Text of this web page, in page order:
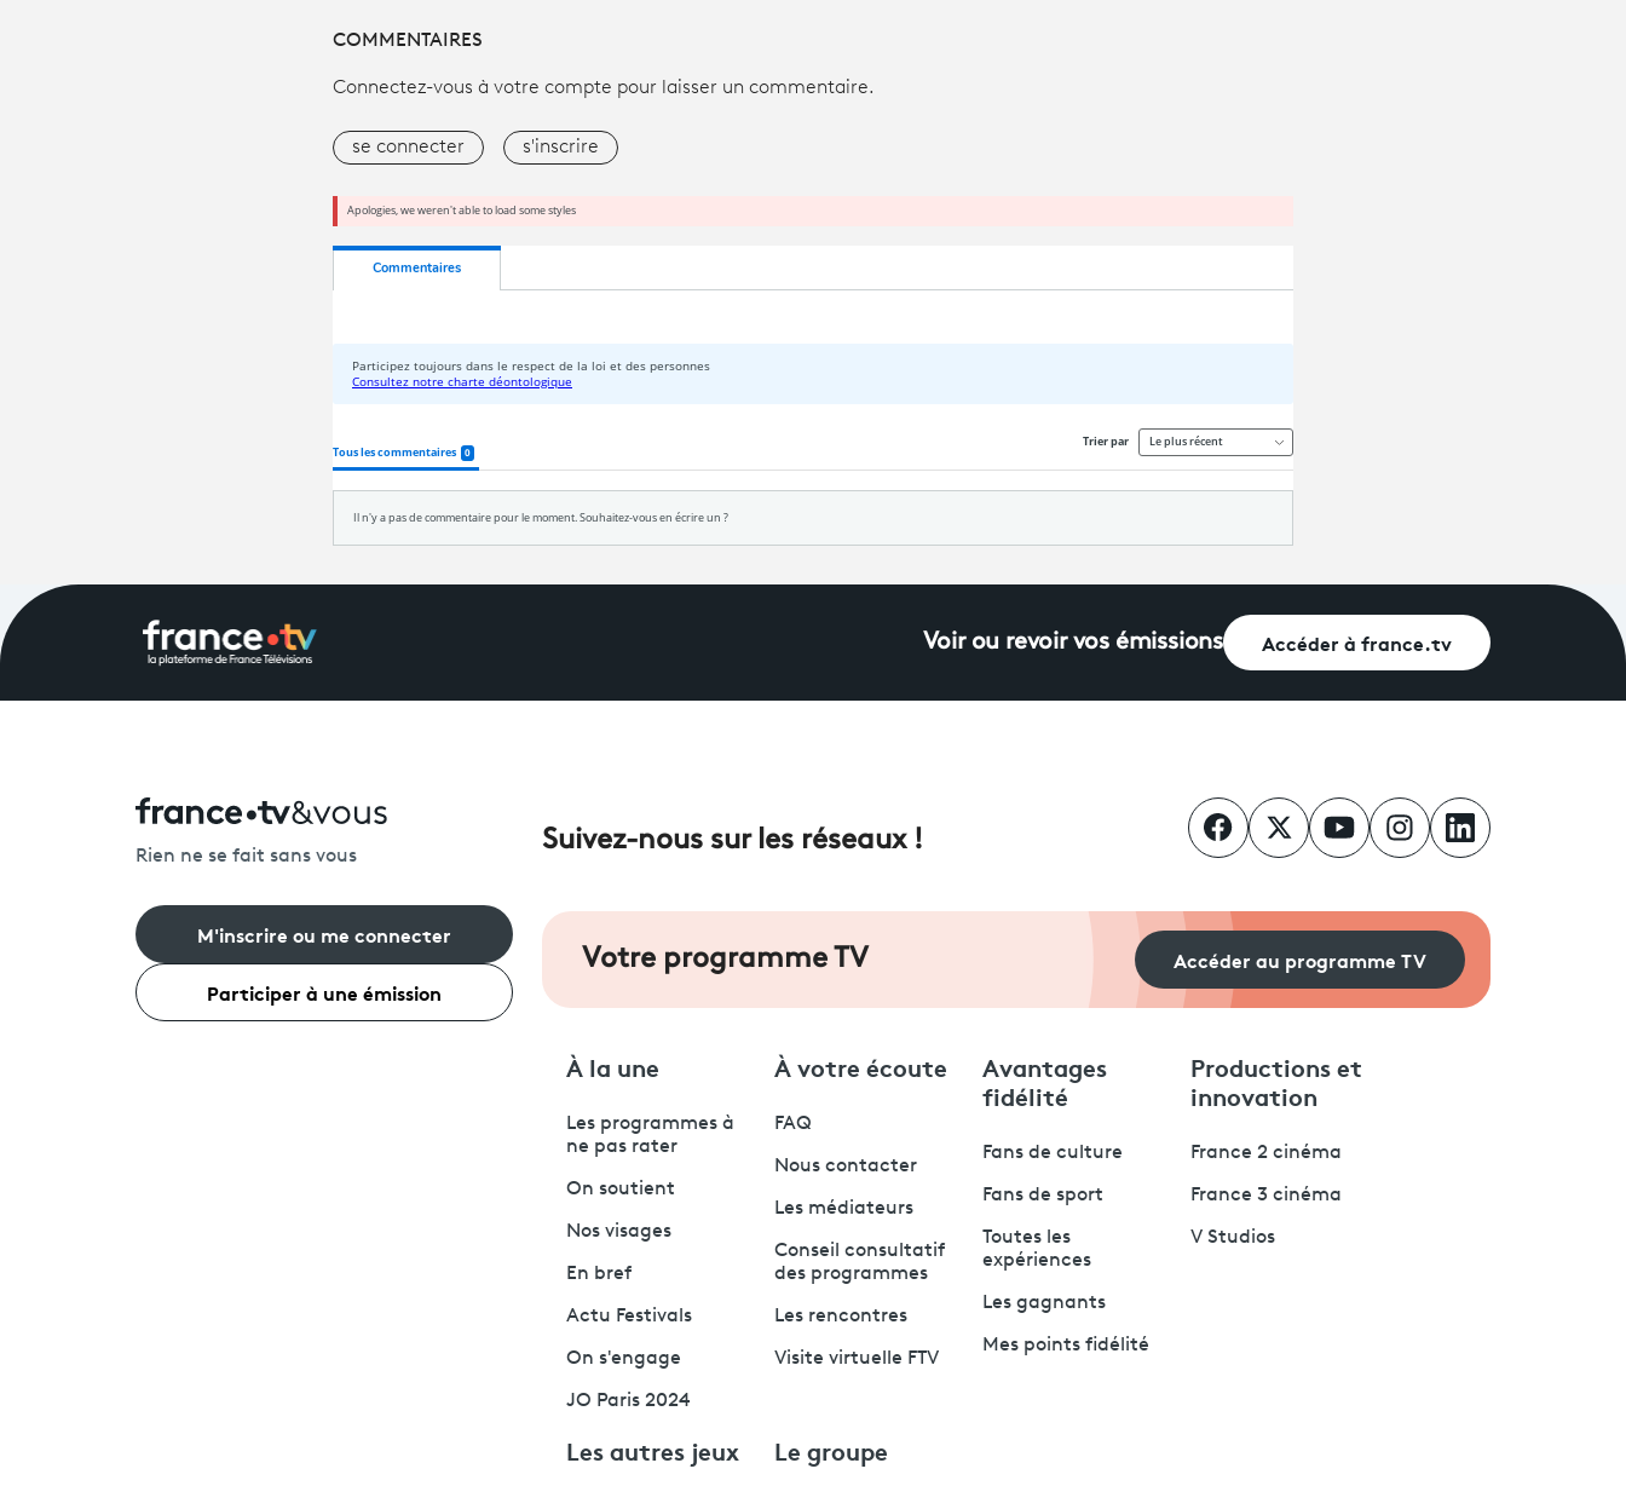
COMMENTAIRES
Connectez-vous à votre compte pour laisser un commentaire.
se connecter s'inscrire
Voir ou revoir vos émissions Accéder à france.tv
Rien ne se fait sans vous
M'inscrire ou me connecter
Participer à une émission
Suivez-nous sur les réseaux !
Votre programme TV Accéder au programme TV
À la une
Les programmes à
ne pas rater
On soutient
Nos visages
En bref
Actu Festivals
On s'engage
JO Paris 2024
À votre écoute
FAQ
Nous contacter
Les médiateurs
Conseil consultatif
des programmes
Les rencontres
Visite virtuelle FTV
Avantages
fidélité
Fans de culture
Fans de sport
Toutes les
expériences
Les gagnants
Mes points fidélité
Productions et
innovation
France 2 cinéma
France 3 cinéma
V Studios
Les autres jeux Le groupe